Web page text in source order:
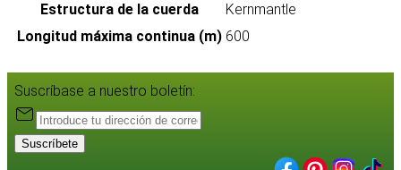
Estructura de la cuerda
Kernmantle
Longitud máxima continua (m) 600
Suscríbase a nuestro boletín:
Suscríbete